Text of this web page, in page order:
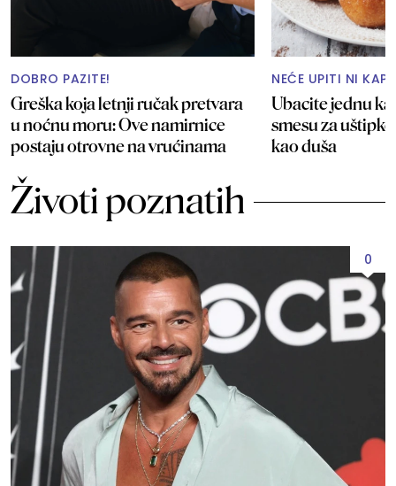
DOBRO PAZITE!
Greška koja letnji ručak pretvara
u noćnu moru: Ove namirnice
postaju otrovne na vrućinama
NEĆE UPITI NI KAP
Ubacite jednu
smesu za
kao duša
Životi poznatih
0